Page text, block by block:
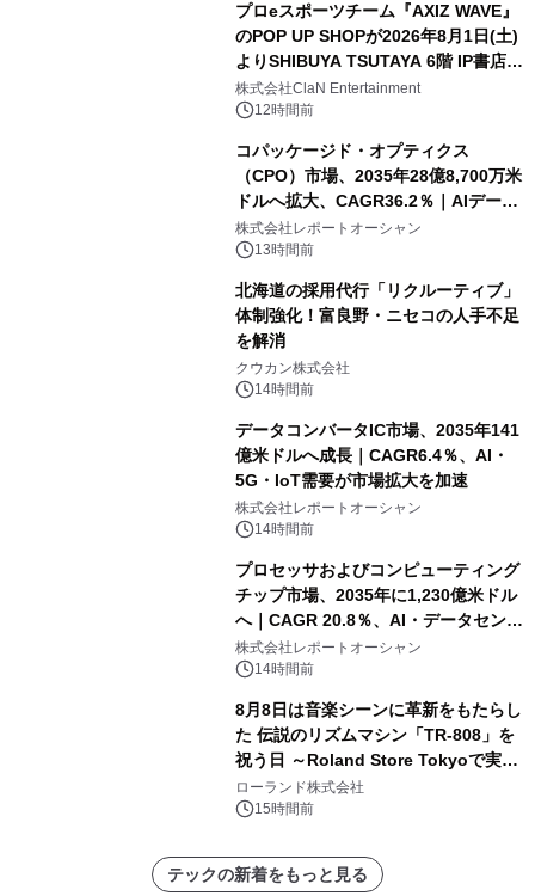
プロeスポーツチーム『AXIZ WAVE』
のPOP UP SHOPが2026年8月1日(土)
よりSHIBUYA TSUTAYA 6階 IP書店で
開催決定！！
株式会社ClaN Entertainment
12時間前
コパッケージド・オプティクス
（CPO）市場、2035年28億8,700万米
ドルへ拡大、CAGR36.2％｜AIデータ
センター・高速光通信需要が成長を加
速
株式会社レポートオーシャン
13時間前
北海道の採用代行「リクルーティブ」
体制強化！富良野・ニセコの人手不足
を解消
クウカン株式会社
14時間前
データコンバータIC市場、2035年141
億米ドルへ成長｜CAGR6.4％、AI・
5G・IoT需要が市場拡大を加速
株式会社レポートオーシャン
14時間前
プロセッサおよびコンピューティング
チップ市場、2035年に1,230億米ドル
へ｜CAGR 20.8％、AI・データセンタ
ー需要が成長を牽引
株式会社レポートオーシャン
14時間前
8月8日は音楽シーンに革新をもたらし
た 伝説のリズムマシン「TR-808」を
祝う日 ～Roland Store Tokyoで実機
を展示しての 記念キャンペーンを開
催 英国ラジオ「NTS」の 特別プログ
アーティストを フィーチャーしたアニ
メーションを公開～
ローランド株式会社
15時間前
テックの新着をもっと見る